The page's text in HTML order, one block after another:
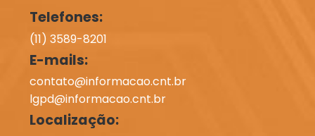
Telefones:
(11) 3589-8201
E-mails:
contato@informacao.cnt.br
lgpd@informacao.cnt.br
Localização: